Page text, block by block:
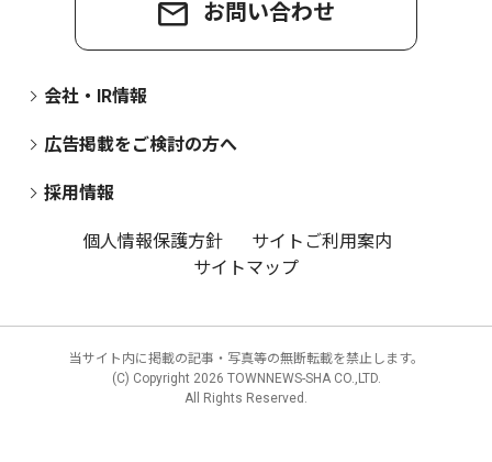
お問い合わせ
会社・IR情報
広告掲載をご検討の方へ
採用情報
個人情報保護方針
サイトご利用案内
サイトマップ
当サイト内に掲載の記事・写真等の無断転載を禁止します。
(C) Copyright 2026 TOWNNEWS-SHA CO.,LTD.
All Rights Reserved.